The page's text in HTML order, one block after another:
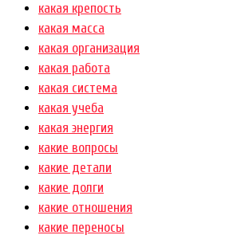
какая крепость
какая масса
какая организация
какая работа
какая система
какая учеба
какая энергия
какие вопросы
какие детали
какие долги
какие отношения
какие переносы